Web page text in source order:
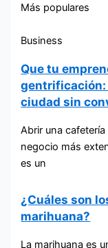
Más populares
Business
Que tu
gentrificación:
ciudad sin
Abrir una
negocio más
es un
¿Cuáles son
marihuana?
La marihuana es